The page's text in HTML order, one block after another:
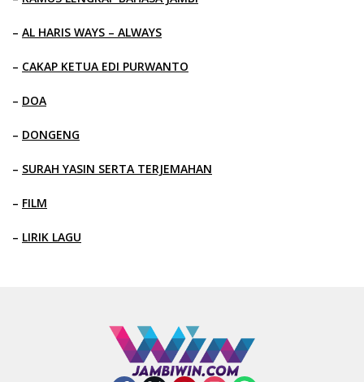
– AL HARIS WAYS – ALWAYS
– CAKAP KETUA EDI PURWANTO
– DOA
– DONGENG
– SURAH YASIN SERTA TERJEMAHAN
– FILM
– LIRIK LAGU